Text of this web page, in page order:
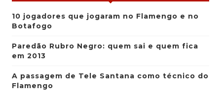
10 jogadores que jogaram no Flamengo e no
Botafogo
Paredão Rubro Negro: quem sai e quem fica
em 2013
A passagem de Tele Santana como técnico do
Flamengo